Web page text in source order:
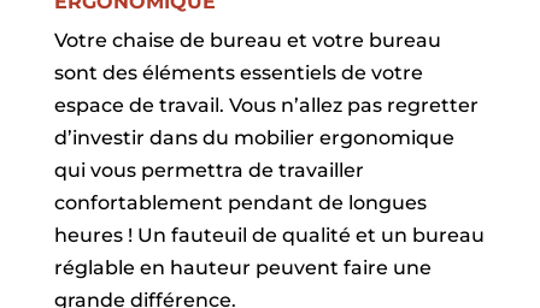
Votre chaise de bureau et votre bureau
sont des éléments essentiels de votre
espace de travail. Vous n’allez pas regretter
d’investir dans du mobilier ergonomique
qui vous permettra de travailler
confortablement pendant de longues
heures ! Un fauteuil de qualité et un bureau
réglable en hauteur peuvent faire une
grande différence.